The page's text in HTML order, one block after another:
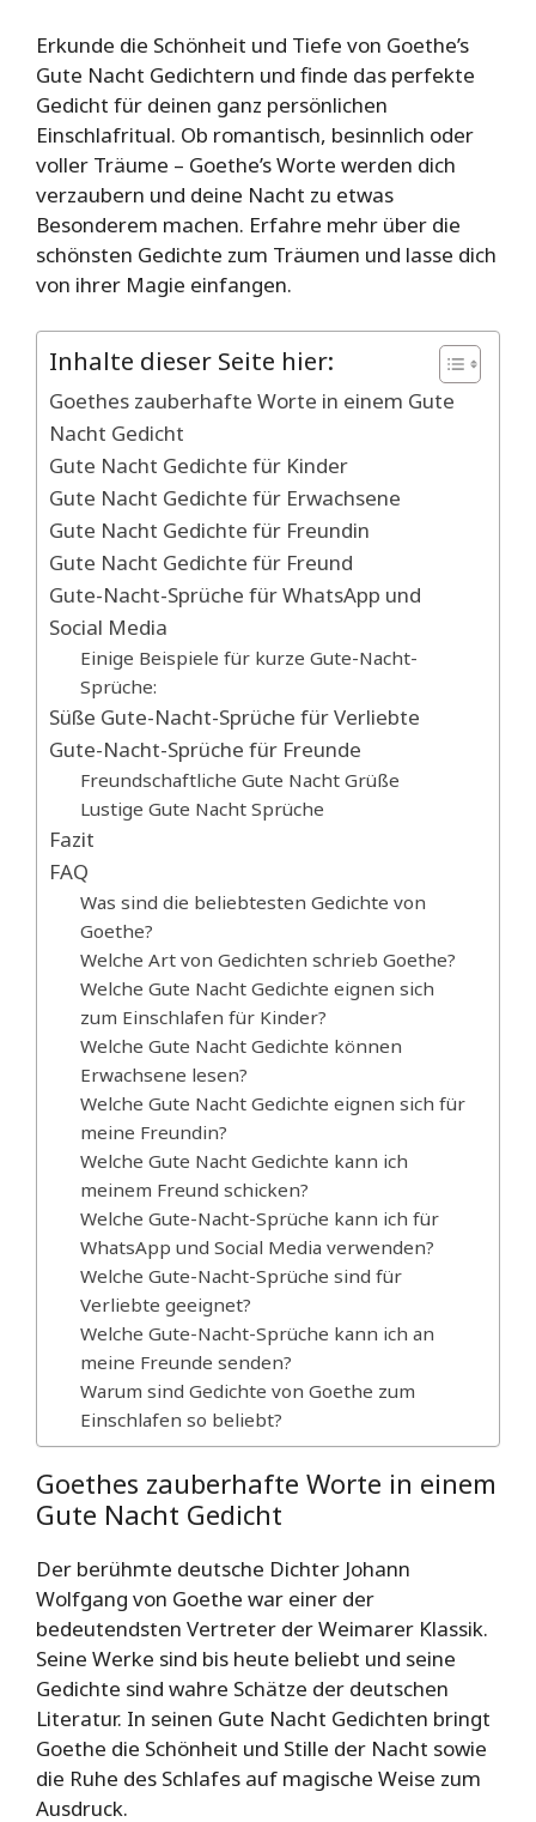
Erkunde die Schönheit und Tiefe von Goethe’s
Gute Nacht Gedichtern und finde das perfekte
Gedicht für deinen ganz persönlichen
Einschlafritual. Ob romantisch, besinnlich oder
voller Träume – Goethe’s Worte werden dich
verzaubern und deine Nacht zu etwas
Besonderem machen. Erfahre mehr über die
schönsten Gedichte zum Träumen und lasse dich
von ihrer Magie einfangen.
Inhalte dieser Seite hier:
Goethes zauberhafte Worte in einem Gute
Nacht Gedicht
Gute Nacht Gedichte für Kinder
Gute Nacht Gedichte für Erwachsene
Gute Nacht Gedichte für Freundin
Gute Nacht Gedichte für Freund
Gute-Nacht-Sprüche für WhatsApp und
Social Media
Einige Beispiele für kurze Gute-Nacht-
Sprüche:
Süße Gute-Nacht-Sprüche für Verliebte
Gute-Nacht-Sprüche für Freunde
Freundschaftliche Gute Nacht Grüße
Lustige Gute Nacht Sprüche
Fazit
FAQ
Was sind die beliebtesten Gedichte von
Goethe?
Welche Art von Gedichten schrieb Goethe?
Welche Gute Nacht Gedichte eignen sich
zum Einschlafen für Kinder?
Welche Gute Nacht Gedichte können
Erwachsene lesen?
Welche Gute Nacht Gedichte eignen sich für
meine Freundin?
Welche Gute Nacht Gedichte kann ich
meinem Freund schicken?
Welche Gute-Nacht-Sprüche kann ich für
WhatsApp und Social Media verwenden?
Welche Gute-Nacht-Sprüche sind für
Verliebte geeignet?
Welche Gute-Nacht-Sprüche kann ich an
meine Freunde senden?
Warum sind Gedichte von Goethe zum
Einschlafen so beliebt?
Goethes zauberhafte Worte in einem
Gute Nacht Gedicht
Der berühmte deutsche Dichter Johann
Wolfgang von Goethe war einer der
bedeutendsten Vertreter der Weimarer Klassik.
Seine Werke sind bis heute beliebt und seine
Gedichte sind wahre Schätze der deutschen
Literatur. In seinen Gute Nacht Gedichten bringt
Goethe die Schönheit und Stille der Nacht sowie
die Ruhe des Schlafes auf magische Weise zum
Ausdruck.